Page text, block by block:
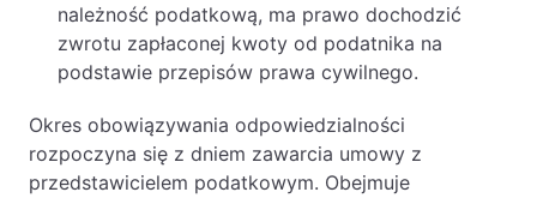
należność podatkową, ma prawo dochodzić
zwrotu zapłaconej kwoty od podatnika na
podstawie przepisów prawa cywilnego.
Okres obowiązywania odpowiedzialności
rozpoczyna się z dniem zawarcia umowy z
przedstawicielem podatkowym. Obejmuje